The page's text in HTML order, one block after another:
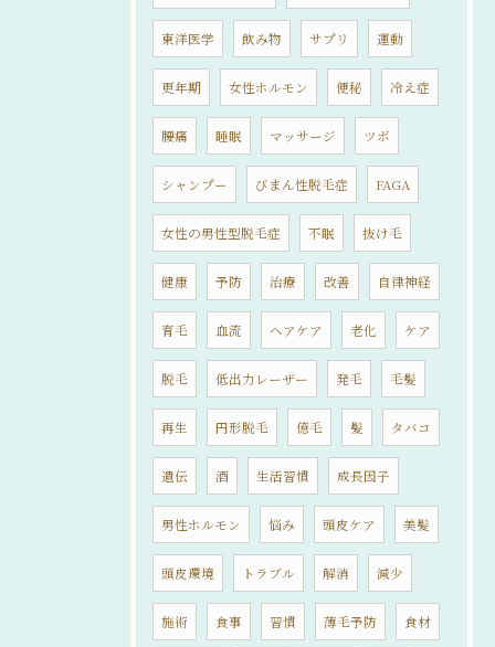
東洋医学 飲み物 サプリ 運動
更年期 女性ホルモン 便秘 冷え症
腰痛 睡眠 マッサージ ツボ
シャンプー びまん性脱毛症 FAGA
女性の男性型脱毛症 不眠 抜け毛
健康 予防 治療 改善 自律神経
育毛 血流 ヘアケア 老化 ケア
脱毛 低出力レーザー 発毛 毛髪
再生 円形脱毛 億毛 髪 タバコ
遺伝 酒 生活習慣 成長因子
男性ホルモン 悩み 頭皮ケア 美髪
頭皮環境 トラブル 解消 減少
施術 食事 習慣 薄毛予防 食材